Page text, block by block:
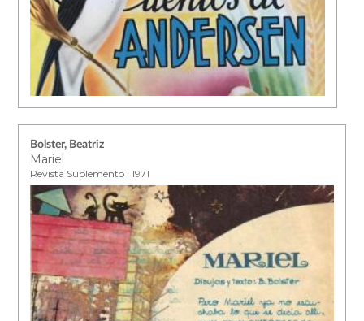
Bolster, Beatriz
Mariel
Revista Suplemento | 1971